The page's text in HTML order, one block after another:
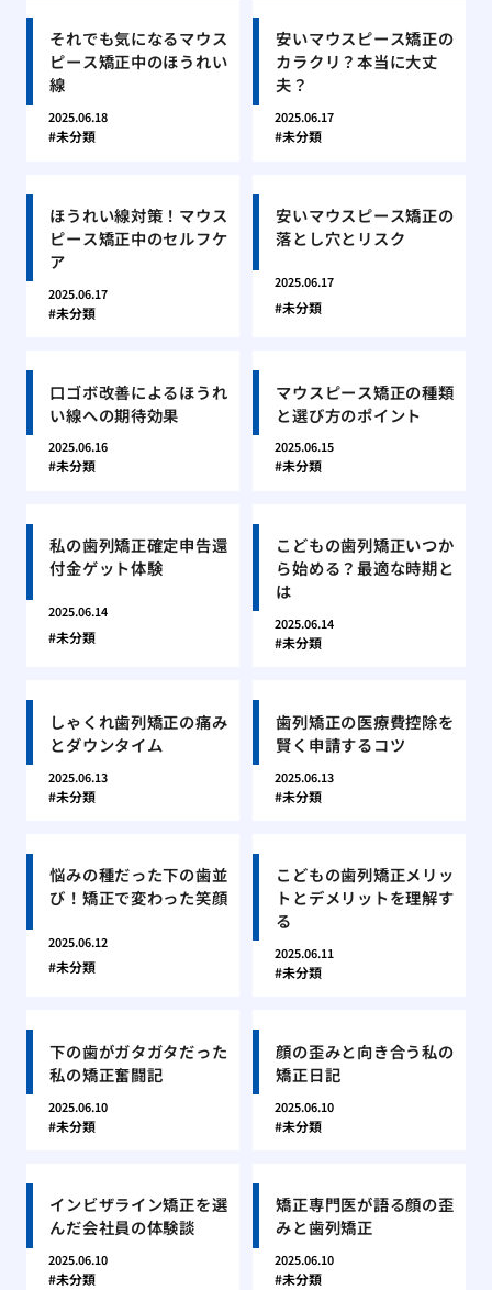
それでも気になるマウス
ピース矯正中のほうれい
線
2025.06.18
未分類
安いマウスピース矯正の
カラクリ？本当に大丈
夫？
2025.06.17
未分類
ほうれい線対策！マウス
ピース矯正中のセルフケ
ア
2025.06.17
未分類
安いマウスピース矯正の
落とし穴とリスク
2025.06.17
未分類
口ゴボ改善によるほうれ
い線への期待効果
2025.06.16
未分類
マウスピース矯正の種類
と選び方のポイント
2025.06.15
未分類
私の歯列矯正確定申告還
付金ゲット体験
2025.06.14
未分類
こどもの歯列矯正いつか
ら始める？最適な時期と
は
2025.06.14
未分類
しゃくれ歯列矯正の痛み
とダウンタイム
2025.06.13
未分類
歯列矯正の医療費控除を
賢く申請するコツ
2025.06.13
未分類
悩みの種だった下の歯並
び！矯正で変わった笑顔
2025.06.12
未分類
こどもの歯列矯正メリッ
トとデメリットを理解す
る
2025.06.11
未分類
下の歯がガタガタだった
私の矯正奮闘記
2025.06.10
未分類
顔の歪みと向き合う私の
矯正日記
2025.06.10
未分類
インビザライン矯正を選
んだ会社員の体験談
2025.06.10
未分類
矯正専門医が語る顔の歪
みと歯列矯正
2025.06.10
未分類